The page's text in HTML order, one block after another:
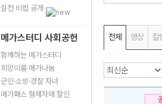
실천 비법 공개
메가스터디 사회공헌
함께하는 메가스터디
희망이룸 메가나눔
군인·소방·경찰 자녀
메가패스 형제자매 할인
전체 영상 칼